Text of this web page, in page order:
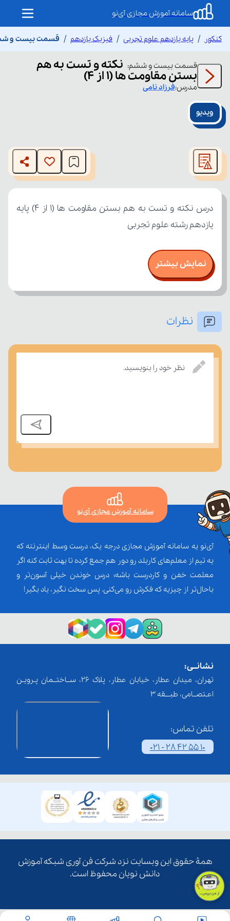
سامانه آموزش مجازی آی‌نو
کنکور پایه یازدهم علوم تجربی فیزیک یازدهم قسمت بیست و ششم
قسمت بیست و ششم: نکته و تست به هم
بستن مقاومت ها (1 از ۴)
مدرس:فرزادنامی
ویدیو
modal
window.
The media could not be loaded, either because the server
or network failed or because the format is not supported.
یازدهم رشته علوم تجربی
نمایش بیشتر
نظرات
نظر خود را بنویسید.
سامانه آموزش مجازی آی‌نو
آی‌نو یه سامانه آموزش مجازی درجه یک، درست وسط اینترنته که
یه تیم از معلم‌‌های کاربلد رو دور هم جمع کرده تا بهت ثابت کنه اگر
معلمت خفن و کاردرست باشه؛ درس خوندن خیلی آسون‌تر و
باحال‌تر از چیزیه که فکرش رو می‌کنی. پس سخت نگیر، یاد بگیر!
نشانــی:
تهران، میدان عطار، خیابان عطار، پلاک 26، ســاختــمان پـرویـن
اعـتصــامی، طبـــقه 3
تلفن تماس:
021 - 28 42 55 10
همۀ حقوق این وبسایت نزد شرکت فن آوری شبکه آموزش
دانش نویان محفوظ است.